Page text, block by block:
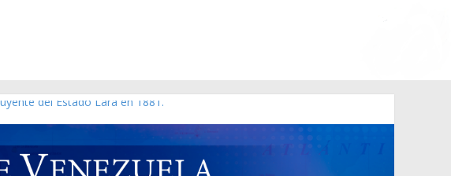
del Estado Lara en 1881.
09 de marzo de 2006 N° 38.394